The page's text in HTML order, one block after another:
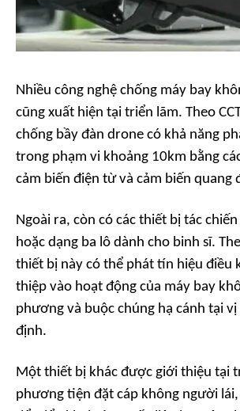
Nhiều công nghệ chống máy bay
cũng xuất hiện tại triển lãm. Theo
chống bầy đàn drone có khả năng
trong phạm vi khoảng 10km bằng
cảm biến điện từ và cảm biến quang
Ngoài ra, còn có các thiết bị tác
hoặc dạng ba lô dành cho binh sĩ.
thiết bị này có thể phát tín hiệu điều
thiệp vào hoạt động của máy bay
phương và buộc chúng hạ cánh tại
định.
Một thiết bị khác được giới thiệu tại
phương tiện đặt cáp không người